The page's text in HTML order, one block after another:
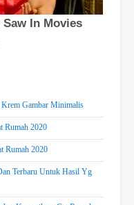
Krem Gambar Minimalis
Rumah 2020
Rumah 2020
Terbaru Untuk Hasil Yg